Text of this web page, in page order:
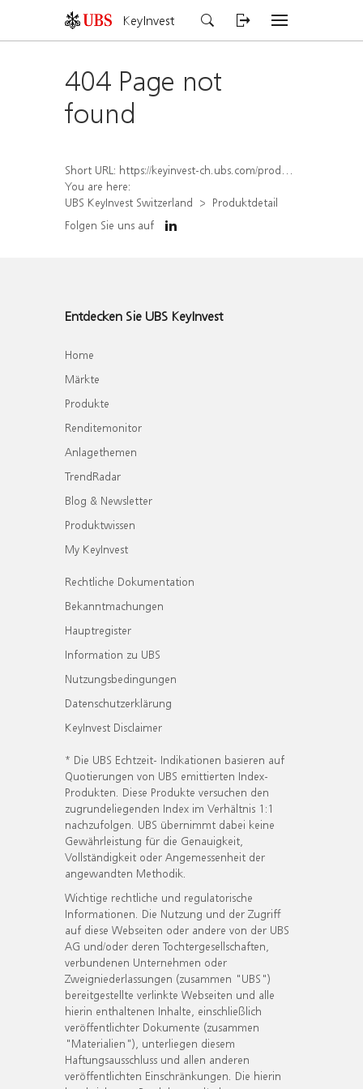
KeyInvest
404 Page not
found
Short URL: https://keyinvest-ch.ubs.com/produkt/detail/index/isin/CH1578791530
You are here:
UBS KeyInvest Switzerland
Produktdetail
Folgen Sie uns auf
Entdecken Sie UBS KeyInvest
Home
Märkte
Produkte
Renditemonitor
Anlagethemen
TrendRadar
Blog & Newsletter
Produktwissen
My KeyInvest
Rechtliche Dokumentation
Bekanntmachungen
Hauptregister
Information zu UBS
Nutzungsbedingungen
Datenschutzerklärung
KeyInvest Disclaimer
* Die UBS Echtzeit- Indikationen basieren auf
Quotierungen von UBS emittierten Index-
Produkten. Diese Produkte versuchen den
zugrundeliegenden Index im Verhältnis 1:1
nachzufolgen. UBS übernimmt dabei keine
Gewährleistung für die Genauigkeit,
Vollständigkeit oder Angemessenheit der
angewandten Methodik.
Wichtige rechtliche und regulatorische
Informationen. Die Nutzung und der Zugriff
auf diese Webseiten oder andere von der UBS
AG und/oder deren Tochtergesellschaften,
verbundenen Unternehmen oder
Zweigniederlassungen (zusammen "UBS")
bereitgestellte verlinkte Webseiten und alle
hierin enthaltenen Inhalte, einschließlich
veröffentlichter Dokumente (zusammen
"Materialien"), unterliegen diesem
Haftungsausschluss und allen anderen
veröffentlichten Einschränkungen. Die hierin